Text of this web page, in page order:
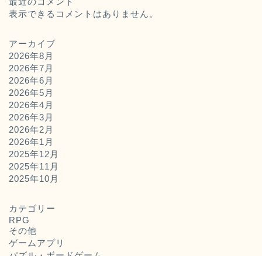
表示できるコメントはありません。
アーカイブ
2026年8月
2026年7月
2026年6月
2026年5月
2026年4月
2026年3月
2026年2月
2026年1月
2025年12月
2025年11月
2025年10月
カテゴリー
RPG
その他
ゲームアプリ